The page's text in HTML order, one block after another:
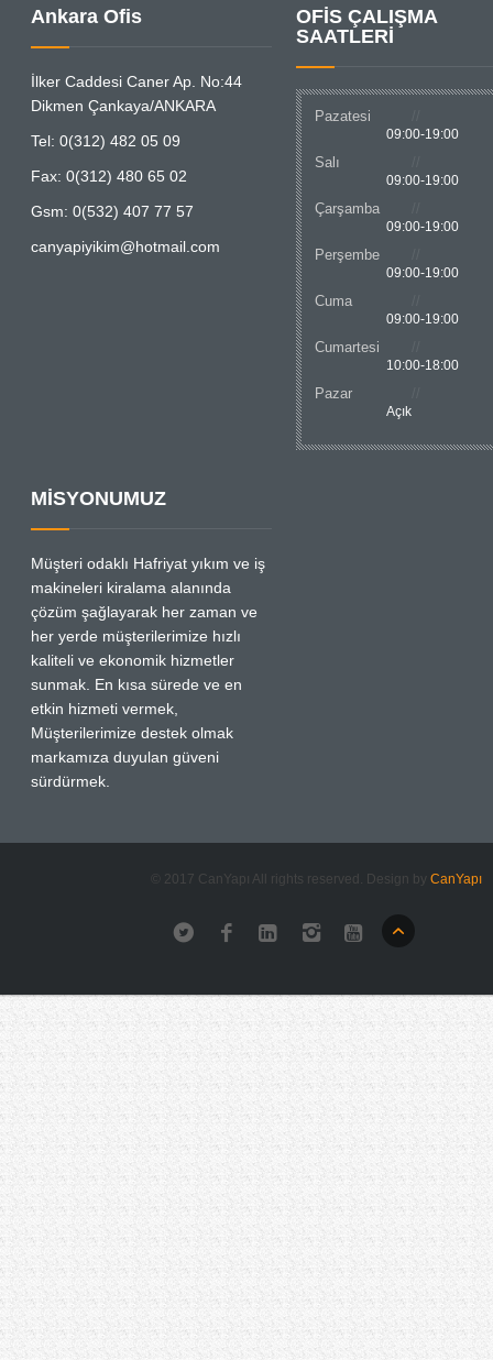
Ankara Ofis
İlker Caddesi Caner Ap. No:44
Dikmen Çankaya/ANKARA
Tel: 0(312) 482 05 09
Fax: 0(312) 480 65 02
Gsm: 0(532) 407 77 57
canyapiyikim@hotmail.com
OFİS ÇALIŞMA
SAATLERİ
Pazatesi
09:00-19:00
Salı
09:00-19:00
Çarşamba
09:00-19:00
Perşembe
09:00-19:00
Cuma
09:00-19:00
Cumartesi
10:00-18:00
Pazar
Açık
MİSYONUMUZ
Müşteri odaklı Hafriyat yıkım ve iş
makineleri kiralama alanında
çözüm şağlayarak her zaman ve
her yerde müşterilerimize hızlı
kaliteli ve ekonomik hizmetler
sunmak. En kısa sürede ve en
etkin hizmeti vermek,
Müşterilerimize destek olmak
markamıza duyulan güveni
sürdürmek.
© 2017 CanYapı All rights reserved. Design by CanYapı